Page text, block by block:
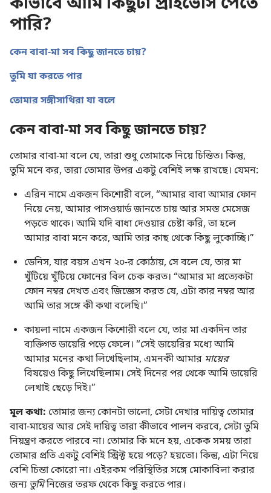
পারি?
কেন বাবা-মা সব কিছু জানতে চায়?
তুমি যা করতে পার
তোমার সঙ্গীসাথিরা যা বলে
কেন বাবা-মা সব কিছু জানতে চায়?
তোমার বাবা-মা বলে যে, তারা শুধু তোমাকে নিয়ে চিন্তিত। কিন্তু,
তুমি মনে কর, তারা তোমার উপর একটু বেশিই লক্ষ রাখছে। যেমন:
এরিন নামে একজন কিশোরী বলে, “আমার বাবা আমার ফোন
নিয়ে নেয়, আমার পাসওয়ার্ড জানতে চায় আর সমস্ত মেসেজ
পড়তে থাকে। আমি যদি বাধা দেওয়ার চেষ্টা করি, তা হলে
আমার বাবা মনে করে, আমি তার কাছ থেকে কিছু লুকোচ্ছি।”
ডেনিস, যার বয়স এখন ২০-র কোঠায়, সে বলে যে, তার মা
খুঁটিয়ে খুঁটিয়ে ফোনের বিল চেক করত। “আমার মা প্রত্যেকটা
ফোন নম্বর দেখত এবং জিজ্ঞেস করত যে, এটা কার নম্বর আর
আমি তার সঙ্গে কী কথা বলেছি।”
কায়লা নামে একজন কিশোরী বলে যে, তার মা একদিন তার
ব্যক্তিগত ডায়েরি পড়ে ফেলে। “সেই ডায়েরির মধ্যে আমি
আমার মনের কথা লিখেছিলাম, এমনকী আমার মায়ের
বিষয়েও কিছু লিখেছিলাম। সেই দিনের পর থেকে আমি ডায়েরি
লেখাই ছেড়ে দিই।”
মূল কথা: তোমার জন্য কোনটা ভালো, সেটা দেখার দায়িত্ব তোমার
বাবা-মায়ের আর সেই দায়িত্ব তারা কীভাবে পালন করবে, সেটা তুমি
নিয়ন্ত্রণ করতে পারবে না। তোমার কি মনে হয়, একেক সময় তারা
তোমার প্রতি একটু বেশিই স্ট্রিক্ট হয়ে পড়ে? হয়তো। কিন্তু, এটা নিয়ে
বেশি চিন্তা কোরো না। এইরকম পরিস্থিতির সঙ্গে মোকাবিলা করার
জন্য তুমিনিজের তরফ থেকে কিছু করতে পার।